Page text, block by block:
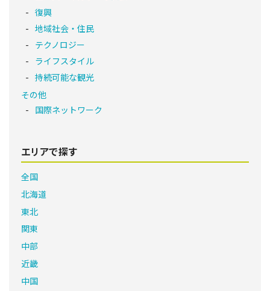
復興
地域社会・住民
テクノロジー
ライフスタイル
持続可能な観光
その他
国際ネットワーク
エリアで探す
全国
北海道
東北
関東
中部
近畿
中国